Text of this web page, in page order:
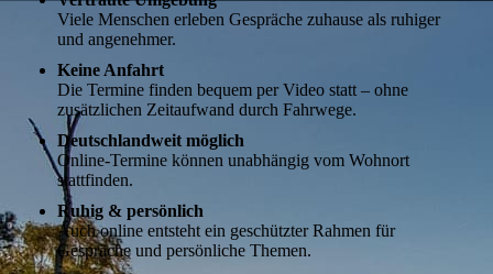
Viele Menschen erleben Gespräche zuhause als ruhiger
und angenehmer.
Keine Anfahrt
Die Termine finden bequem per Video statt – ohne
zusätzlichen Zeitaufwand durch Fahrwege.
Deutschlandweit möglich
Online-Termine können unabhängig vom Wohnort
stattfinden.
Ruhig & persönlich
Auch online entsteht ein geschützter Rahmen für
Gespräche und persönliche Themen.